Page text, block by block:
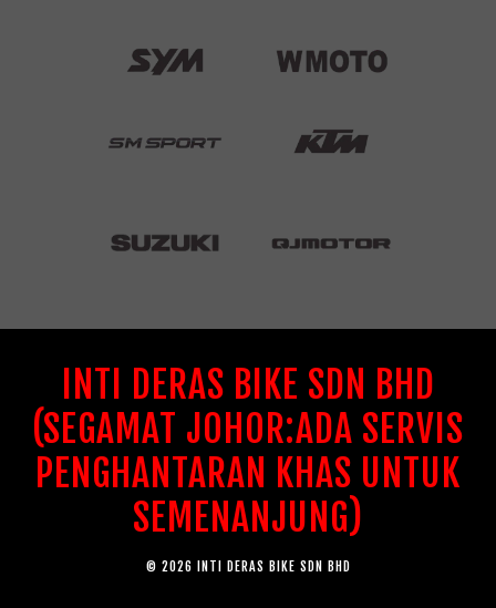
INTI DERAS BIKE SDN BHD
(SEGAMAT JOHOR:ADA SERVIS
PENGHANTARAN KHAS UNTUK
SEMENANJUNG)
© 2026 INTI DERAS BIKE SDN BHD